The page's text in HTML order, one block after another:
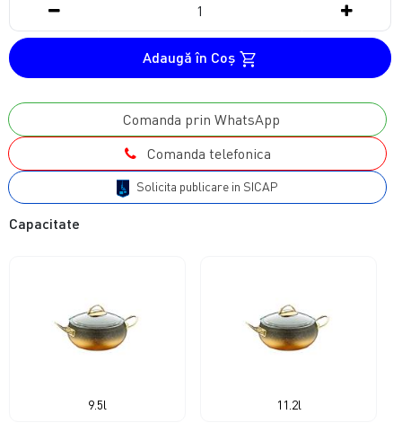
Adaugă în Coş
Comanda prin WhatsApp
Comanda telefonica
Solicita publicare in SICAP
Capacitate
9.5l 11.2l